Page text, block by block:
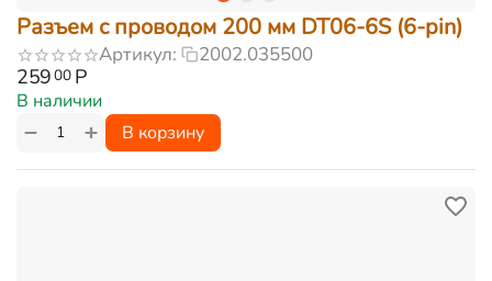
Разъем с проводом 200 мм DT06-6S (6-pin)
Артикул: 2002.035500
25900 Р
В наличии
+
− В корзину